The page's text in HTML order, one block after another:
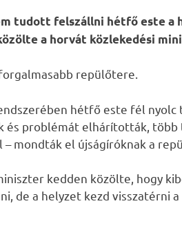
tudott felszállni hétfő este a
a horvát közlekedési
repülőtere.
hétfő este fél nyolc
és problémát elhárították,
mondták el újságíróknak a
kedden közölte, hogy
de a helyzet kezd visszatérni a